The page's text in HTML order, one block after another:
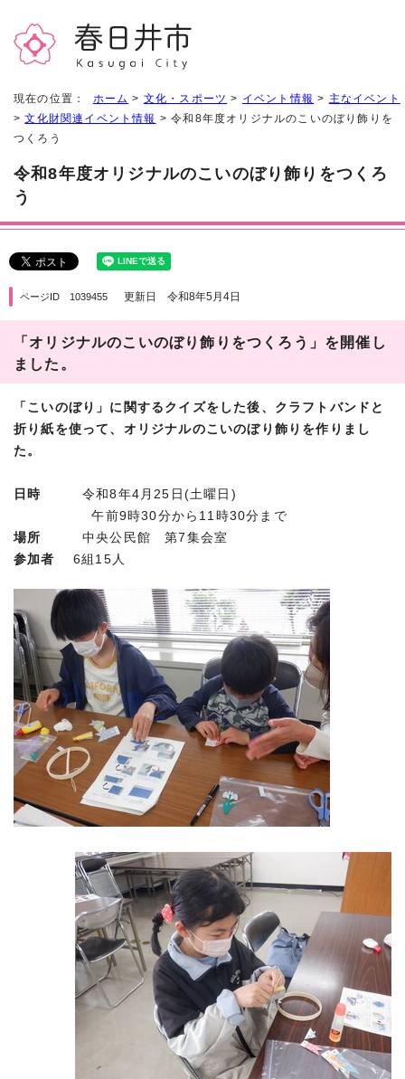
現在の位置： ホーム > 文化・スポーツ > イベント情報 > 主なイベント
>文化財関連イベント情報 > 令和8年度オリジナルのこいのぼり飾りを
つくろう
令和8年度オリジナルのこいのぼり飾りをつくろ
う
ページID 1039455 更新日 令和8年5月4日
「オリジナルのこいのぼり飾りをつくろう」を開催し
ました。
「こいのぼり」に関するクイズをした後、クラフトバンドと
折り紙を使って、オリジナルのこいのぼり飾りを作りまし
た。
日時 令和8年4月25日(土曜日)
午前9時30分から11時30分まで
場所
中央公民館 第7集会室
参加者
6組15人